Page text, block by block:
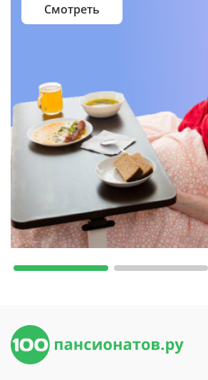
Смотреть